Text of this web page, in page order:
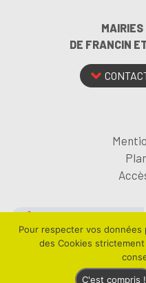
DE FRANCIN
NEWSLETTER
Encore un
Pour respecter vos
des Cookies
C'est compris !